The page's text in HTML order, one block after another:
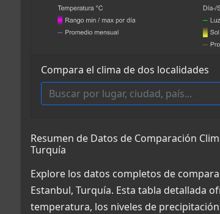
Compara el clima de dos localidades
Resumen de Datos de Comparación
Turquía
Explore los datos completos de
Estanbul, Turquía. Esta tabla detallada
temperatura, los niveles de